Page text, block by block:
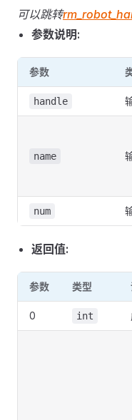
可以跳转
参数说明:
参数
handle
name
num
返回值:
参数 类型
0 int